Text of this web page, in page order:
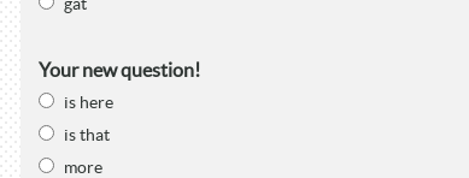
Your new question!
is here
is that
more